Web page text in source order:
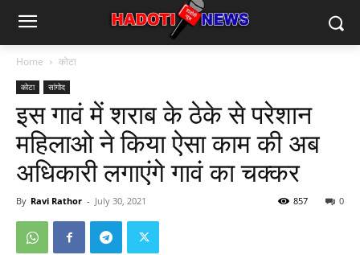
Home कोटा
कोटा सांगोद
इस गावं में शराब के ठेके से परेशान
महिलाओ ने किया ऐसा काम की अब
अधिकारी लगाएंगे गावं का चक्कर
By Ravi Rathor - July 30, 2021 0
857